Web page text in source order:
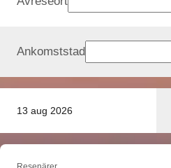
13 aug 2026
Ankomststad